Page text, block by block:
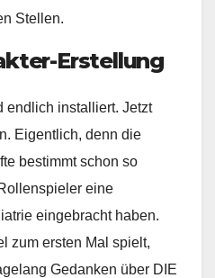
Stellen.
Erstellung
endlich installiert. Jetzt
Eigentlich, denn die
bestimmt schon so
eine
eingebracht haben.
zum ersten Mal spielt,
Gedanken über DIE